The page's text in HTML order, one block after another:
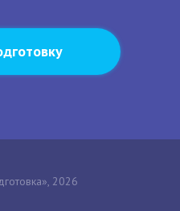
2026